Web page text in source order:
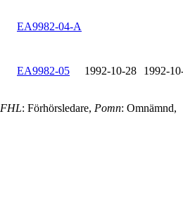
EA9982-04-A
EA9982-05 1992-10-28 1992-
FHL: Förhörsledare, Pomn: Omnämnd,